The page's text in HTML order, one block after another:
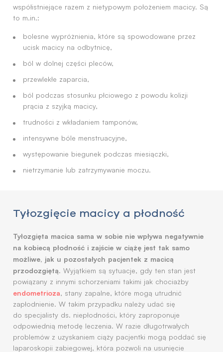
współistniejące razem z nietypowym położeniem macicy. Są
to m.in.:
bolesne wypróżnienia, które są spowodowane przez
ucisk macicy na odbytnicę,
ból w dolnej części pleców,
przewlekłe zaparcia,
ból podczas stosunku płciowego z powodu kolizji
prącia z szyjką macicy,
trudności z wkładaniem tamponów,
intensywne bóle menstruacyjne,
występowanie biegunek podczas miesiączki,
nietrzymanie lub zatrzymywanie moczu.
Tyłozgięcie macicy a płodność
Tyłozgięta macica sama w sobie nie wpływa negatywnie
na kobiecą płodność i zajście w ciążę jest tak samo
możliwe, jak u pozostałych pacjentek z macicą
przodozgiętą. Wyjątkiem są sytuacje, gdy ten stan jest
powiązany z innymi schorzeniami takimi jak chociażby
endometrioza, stany zapalne, które mogą utrudnić
zapłodnienie. W takim przypadku należy udać się
do specjalisty ds. niepłodności, który zaproponuje
odpowiednią metodę leczenia. W razie długotrwałych
problemów z uzyskaniem ciąży pacjentki mogą poddać się
laparoskopii zabiegowej, która pozwoli na usunięcie